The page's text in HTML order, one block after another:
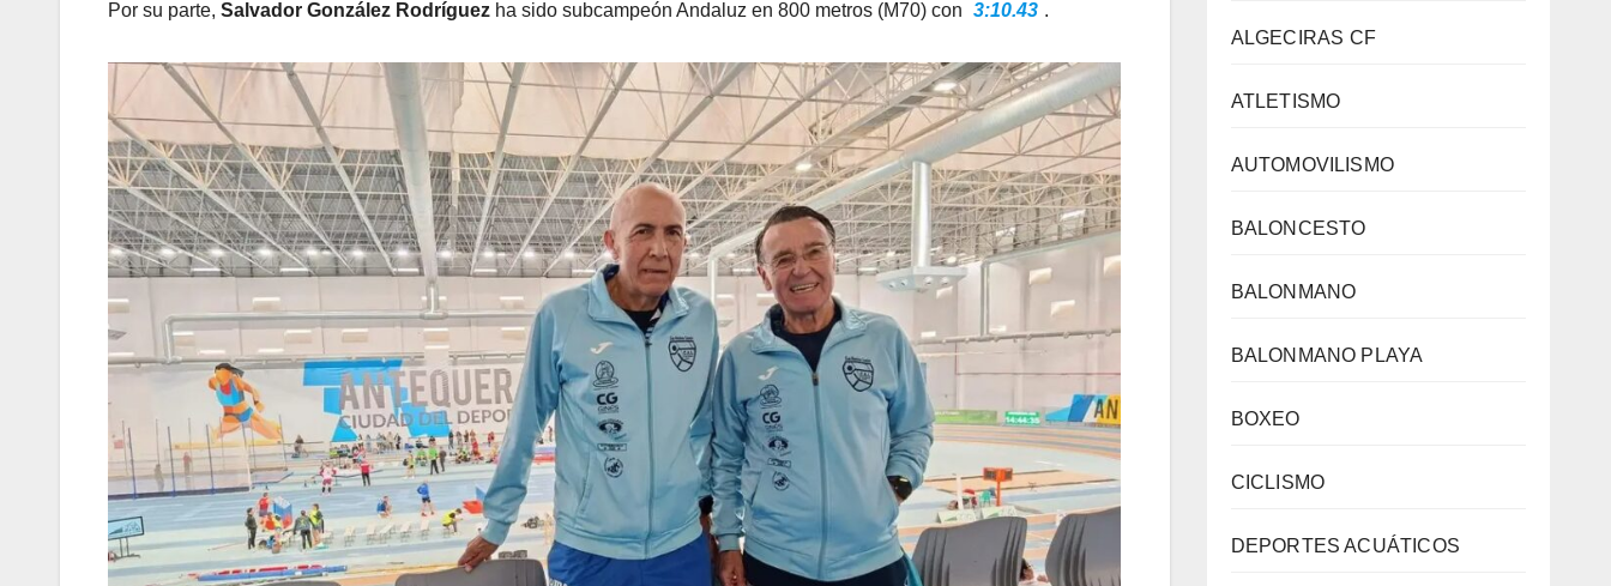
Por su parte, Salvador González Rodríguez ha sido subcampeón Andaluz en 800 metros (M70) con 3:10.43 .
ALGECIRAS CF
ATLETISMO
AUTOMOVILISMO
BALONCESTO
BALONMANO
BALONMANO PLAYA
BOXEO
CICLISMO
DEPORTES ACUÁTICOS